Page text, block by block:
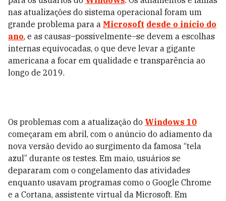
nas atualizações do sistema operacional foram um
grande problema para a Microsoft desde o início do
ano, e as causas–possivelmente–se devem a escolhas
internas equivocadas, o que deve levar a gigante
americana a focar em qualidade e transparência ao
longo de 2019.
Os problemas com a atualização do Windows 10
começaram em abril, com o anúncio do adiamento da
nova versão devido ao surgimento da famosa “tela
azul” durante os testes. Em maio, usuários se
depararam com o congelamento das atividades
enquanto usavam programas como o Google Chrome
e a Cortana, assistente virtual da Microsoft. Em